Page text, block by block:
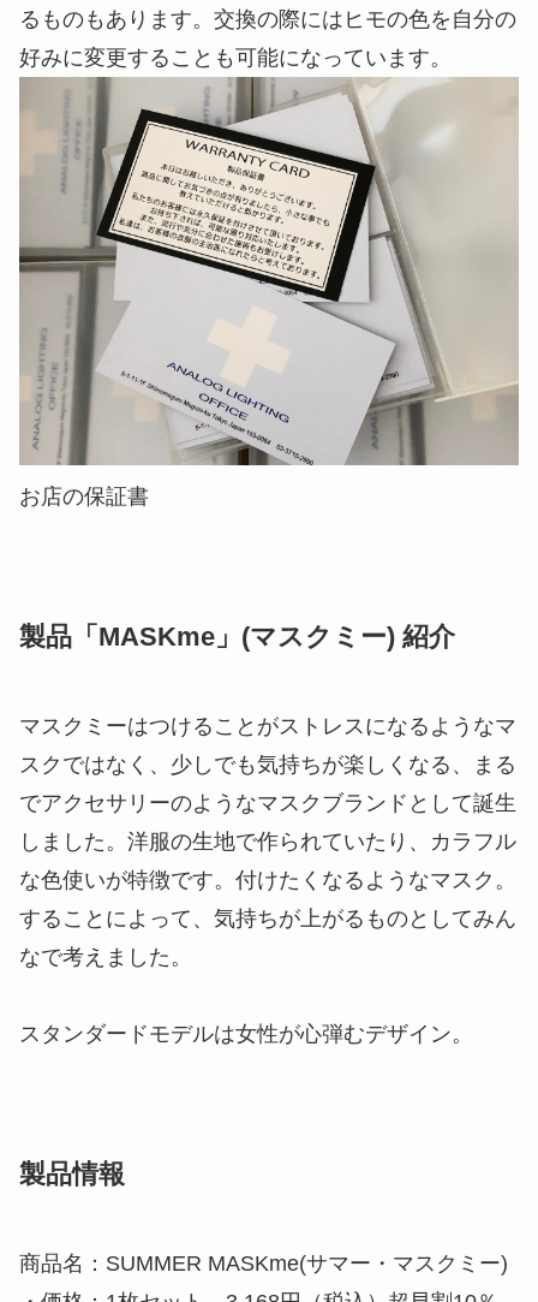
職人さんの聖地。機械に囲まれてで打ち合わせ
フィルターまで洗える、使っていて気持
ちのいいマスク
サスティナビリティに真剣に取り組む
マスク本体はもちろん、フィルターまで繰り返し洗
って使えるのが特徴です。さらに、マルニャ物産の
洋服には保証を付けられていますが、今回のマスク
にも特別に保証が付きます。修理が必要になったら
理してくれます。ヒモさえ交換すればまだまだ使え
るものもあります。交換の際にはヒモの色を自分の
製品「MASKme」(マスクミー) 紹介